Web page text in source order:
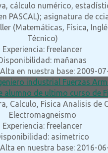
cálculo numérico,
PASCAL); asignatura de
(Matemáticas, Física,
Técnico)
Experiencia: freelancer
mañanas
en nuestra base: 2009-
industrial Fuerzas
alumno de ultimo curso de
Calculo, Fisica Analisis de
Electromagneismo
Experiencia: freelancer
asimetrico
en nuestra base: 2016-